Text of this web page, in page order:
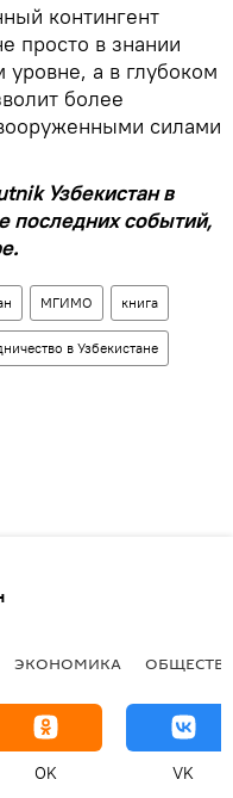
контингент
просто в знании
уровне, а в глубоком
более
силами
Узбекистан в
последних событий,
МГИМО книга
в Узбекистане
ЭКОНОМИКА
OK VK